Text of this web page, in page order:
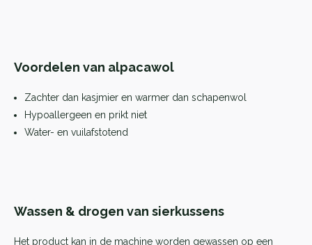
Voordelen van alpacawol
Zachter dan kasjmier en warmer dan schapenwol
Hypoallergeen en prikt niet
Water- en vuilafstotend
Wassen & drogen van sierkussens
Het product kan in de machine worden gewassen op een